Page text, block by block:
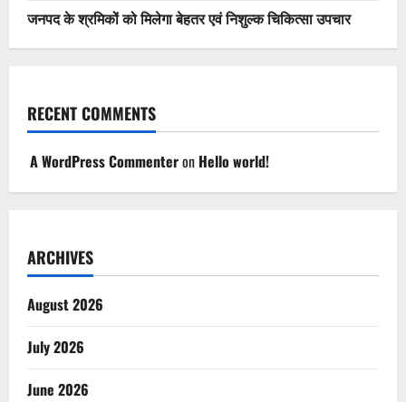
जनपद के श्रमिकों को मिलेगा बेहतर एवं निशुल्क चिकित्सा उपचार
RECENT COMMENTS
A WordPress Commenteron Hello world!
ARCHIVES
August 2026
July 2026
June 2026